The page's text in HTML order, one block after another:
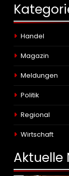
Handel
Magazin
Meldungen
Politik
Regional
Wirtschaft
Aktuelle